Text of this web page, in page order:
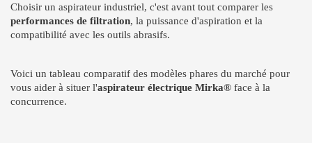
Choisir un aspirateur industriel, c'est avant tout comparer les
performances de filtration, la puissance d'aspiration et la
compatibilité avec les outils abrasifs.
Voici un tableau comparatif des modèles phares du marché pour
vous aider à situer l'aspirateur électrique Mirka® face à la
concurrence.